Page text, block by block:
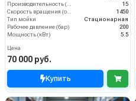
15
1450
Тип мойки
Стационарная
Рабочее давление (бар)
200
Мощность (кВт)
5.5
Цена
70 000 руб.
Купить